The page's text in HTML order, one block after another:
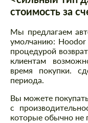
стоимость за
Мы предлагаем
умолчанию: Hoodor
процедурой
клиентам
время покупки.
периода.
Вы можете
с
которые обычно не